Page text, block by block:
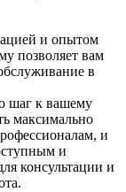
и опытом
позволяет вам
в
шаг к вашему
максимально
и
и
консультации и